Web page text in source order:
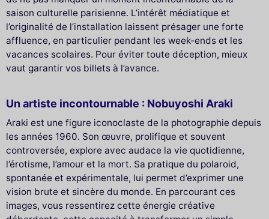
saison culturelle parisienne. L’intérêt médiatique et
l’originalité de l’installation laissent présager une forte
affluence, en particulier pendant les week-ends et les
vacances scolaires. Pour éviter toute déception, mieux
vaut garantir vos billets à l’avance.
Un artiste incontournable : Nobuyoshi Araki
Araki est une figure iconoclaste de la photographie depuis
les années 1960. Son œuvre, prolifique et souvent
controversée, explore avec audace la vie quotidienne,
l’érotisme, l’amour et la mort. Sa pratique du polaroid,
spontanée et expérimentale, lui permet d’exprimer une
vision brute et sincère du monde. En parcourant ces
images, vous ressentirez cette énergie créative